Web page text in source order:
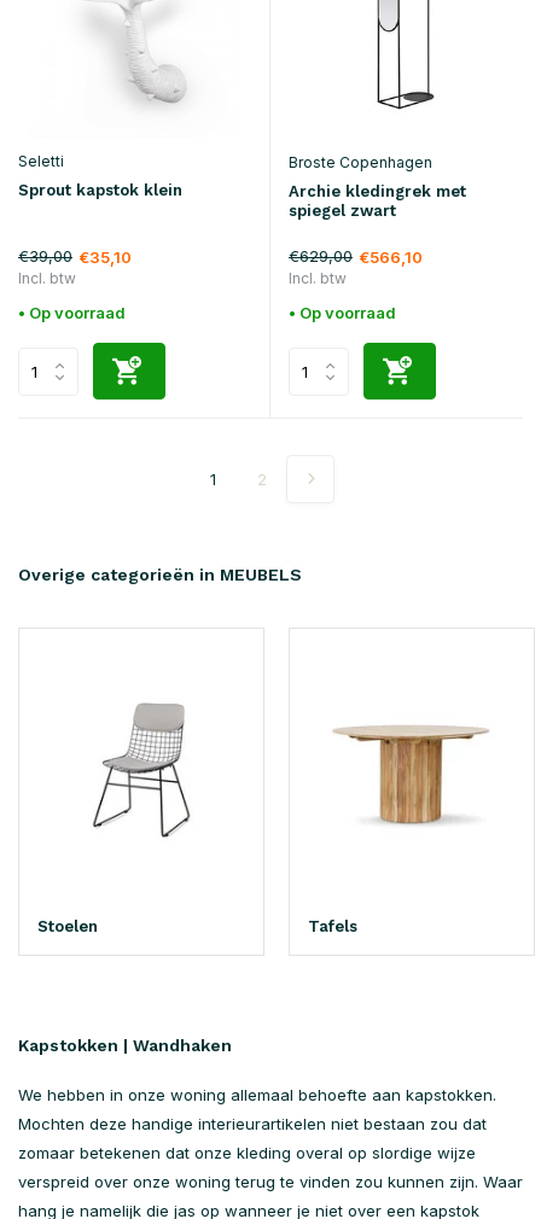
Seletti
Sprout kapstok klein
€39,00 €35,10
Incl. btw
• Op voorraad
Broste Copenhagen
Archie kledingrek met
spiegel zwart
€629,00 €566,10
Incl. btw
• Op voorraad
1 2
Overige categorieën in MEUBELS
Stoelen Tafels
Kapstokken | Wandhaken
We hebben in onze woning allemaal behoefte aan kapstokken.
Mochten deze handige interieurartikelen niet bestaan zou dat
zomaar betekenen dat onze kleding overal op slordige wijze
verspreid over onze woning terug te vinden zou kunnen zijn. Waar
hang je namelijk die jas op wanneer je niet over een kapstok